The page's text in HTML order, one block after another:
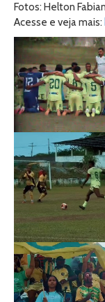
Fotos: Helton
Acesse e veja mais: